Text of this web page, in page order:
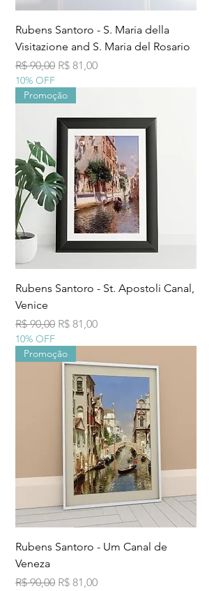
Rubens Santoro - S. Maria della
Visitazione and S. Maria del Rosario
Preço normal
R$ 90,00 Preço promocional
R$ 81,00
10% OFF
Promoção
Rubens Santoro - St. Apostoli Canal,
Venice
Preço normal
R$ 90,00 Preço promocional
R$ 81,00
10% OFF
Promoção
Rubens Santoro - Um Canal de
Veneza
Preço normal
R$ 90,00 Preço promocional
R$ 81,00